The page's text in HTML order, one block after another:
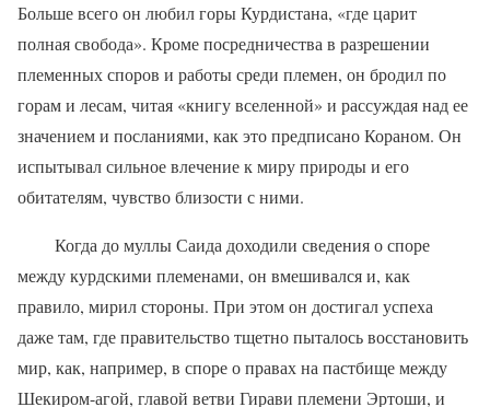
Больше всего он любил горы Курдистана, «где царит
полная свобода». Кроме посредничества в разрешении
племенных споров и работы среди племен, он бродил по
горам и лесам, читая «книгу вселенной» и рассуждая над ее
значением и посланиями, как это предписано Кораном. Он
испытывал сильное влечение к миру природы и его
обитателям, чувство близости с ними.
Когда до муллы Саида доходили сведения о споре
между курдскими племенами, он вмешивался и, как
правило, мирил стороны. При этом он достигал успеха
даже там, где правительство тщетно пыталось восстановить
мир, как, например, в споре о правах на пастбище между
Шекиром-агой, главой ветви Гирави племени Эртоши, и